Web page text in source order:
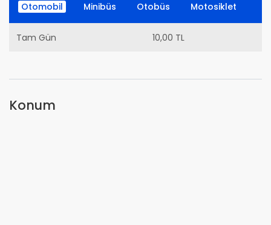
Otomobil Minibüs Otobüs Motosiklet
Tam Gün 10,00 TL
Konum